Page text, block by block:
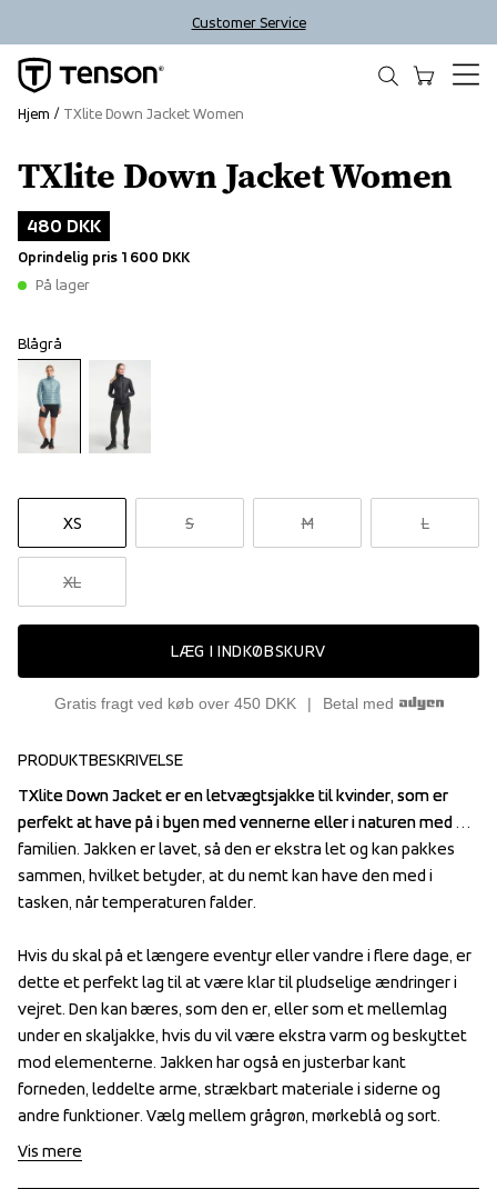
Customer Service
TXlite Down Jacket Women
480 DKK
Oprindelig pris 1 600 DKK
På lager
Blågrå
XS S M L
XL
LÆG I INDKØBSKURV
Gratis fragt ved køb over 450 DKK Betal med
Hjem TXlite Down Jacket Women
Outlet
PRODUKTBESKRIVELSE
TXlite Down Jacket er en letvægtsjakke til kvinder, som er
perfekt at have på i byen med vennerne eller i naturen med
familien. Jakken er lavet, så den er ekstra let og kan pakkes
sammen, hvilket betyder, at du nemt kan have den med i
tasken, når temperaturen falder.
Hvis du skal på et længere eventyr eller vandre i flere dage, er
dette et perfekt lag til at være klar til pludselige ændringer i
vejret. Den kan bæres, som den er, eller som et mellemlag
under en skaljakke, hvis du vil være ekstra varm og beskyttet
mod elementerne. Jakken har også en justerbar kant
forneden, leddelte arme, strækbart materiale i siderne og
andre funktioner. Vælg mellem grågrøn, mørkeblå og sort.
TXlite Down Jacket er en letvægtsjakke til kvinder, som er
perfekt at have på i byen med vennerne eller i naturen med
familien. Jakken er lavet, så den er ekstra let og kan pakkes
sammen, hvilket betyder, at du nemt kan have den med i
tasken, når temperaturen falder.
Hvis du skal på et længere eventyr eller vandre i flere dage, er
dette et perfekt lag til at være klar til pludselige ændringer i
vejret. Den kan bæres, som den er, eller som et mellemlag
under en skaljakke, hvis du vil være ekstra varm og beskyttet
mod elementerne. Jakken har også en justerbar kant
forneden, leddelte arme, strækbart materiale i siderne og
andre funktioner. Vælg mellem grågrøn, mørkeblå og sort.
Vis mere